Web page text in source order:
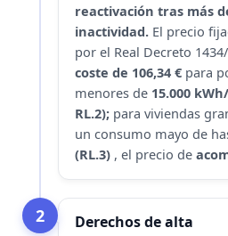
reactivación tras más
inactividad. El precio
por el Real Decreto
coste de 106,34 € para
menores de 15.000
RL.2); para viviendas
un consumo mayo de
(RL.3) , el precio de
2 Derechos de alta